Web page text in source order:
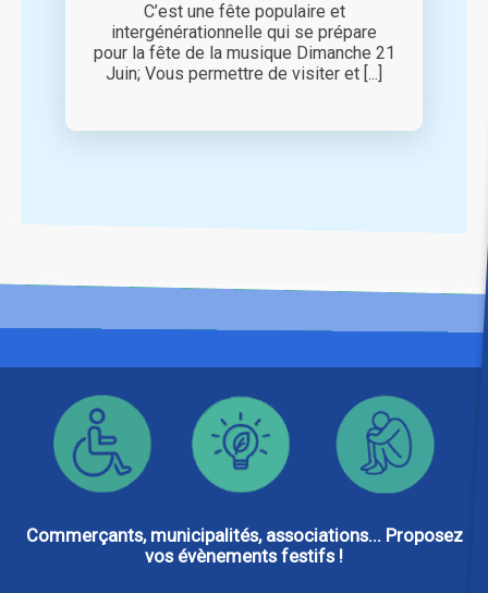
C’est une fête populaire et
intergénérationnelle qui se prépare
pour la fête de la musique Dimanche 21
Juin; Vous permettre de visiter et [...]
Commerçants, municipalités, associations... Proposez
vos évènements festifs !